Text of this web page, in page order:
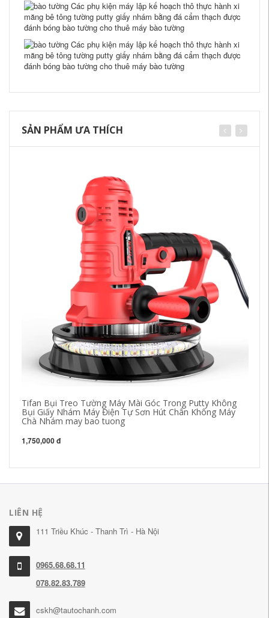
SẢN PHẨM ƯA THÍCH
Tifan Bụi Treo Tường Máy Mài Góc Trong Putty Không
Bụi Giấy Nhám Máy Điện Tự Sơn Hút Chân Không Máy
Chà Nhám may bao tuong
1,750,000 đ
LIÊN HỆ
111 Triều Khúc - Thanh Trì - Hà Nội
0965.68.68.11
078.82.83.789
cskh@tautochanh.com